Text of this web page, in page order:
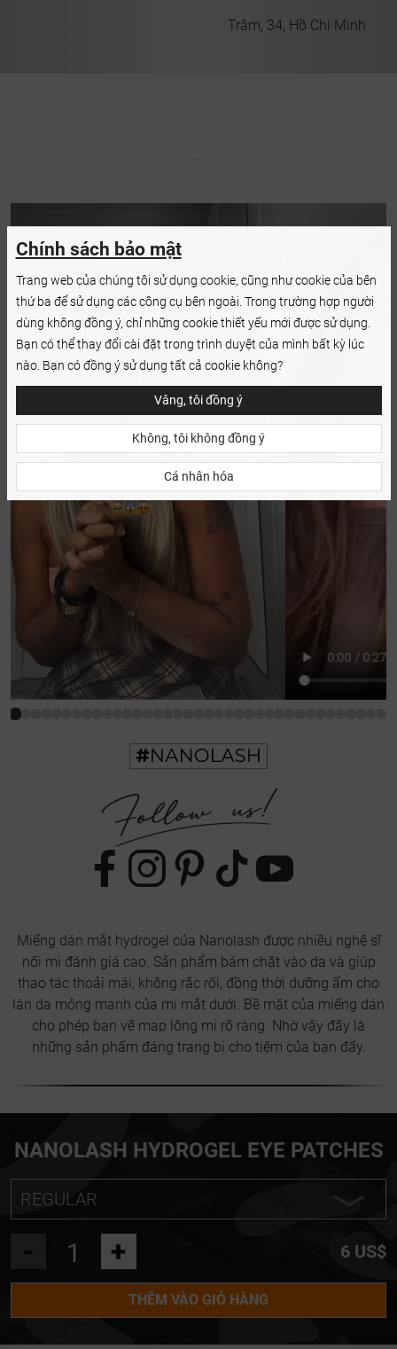
Trâm, 34, Hồ Chí Minh
Miếng dán mắt hydrogel của Nanolash được nhiều nghệ sĩ
nối mi đánh giá cao. Sản phẩm bám chặt vào da và giúp
thao tác thoải mái, không rắc rối, đồng thời dưỡng ẩm cho
làn da mỏng manh của mí mắt dưới. Bề mặt của miếng dán
cho phép bạn vẽ map lông mi rõ ràng. Nhờ vậy đây là
những sản phẩm đáng trang bị cho tiệm của bạn đấy.
NANOLASH HYDROGEL EYE PATCHES
REGULAR
REGULAR
MINI
+ 6 US$
THÊM VÀO GIỎ HÀNG
Chính sách bảo mật
Trang web của chúng tôi sử dụng cookie, cũng như cookie của bên
thứ ba để sử dụng các công cụ bên ngoài. Trong trường hợp người
dùng không đồng ý, chỉ những cookie thiết yếu mới được sử dụng.
Bạn có thể thay đổi cài đặt trong trình duyệt của mình bất kỳ lúc
nào. Bạn có đồng ý sử dụng tất cả cookie không?
Vâng, tôi đồng ý
Không, tôi không đồng ý
Cá nhân hóa